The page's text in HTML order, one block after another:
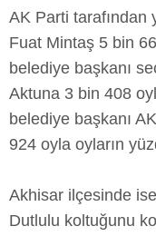
AK Parti tarafından
Fuat Mintaş 5 bin
belediye başkanı
Aktuna 3 bin 408
belediye başkanı
924 oyla oyların
Akhisar ilçesinde
Dutlulu koltuğunu